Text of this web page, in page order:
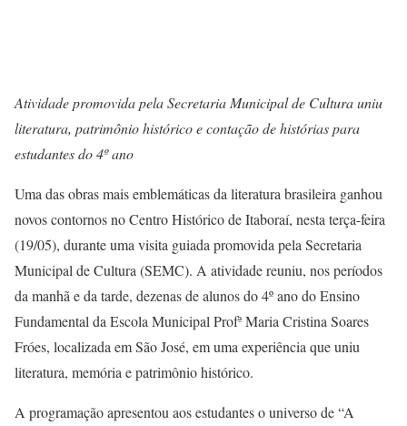
Atividade promovida pela Secretaria Municipal de Cultura uniu
literatura, patrimônio histórico e contação de histórias para
estudantes do 4º ano
Uma das obras mais emblemáticas da literatura brasileira ganhou
novos contornos no Centro Histórico de Itaboraí, nesta terça-feira
(19/05), durante uma visita guiada promovida pela Secretaria
Municipal de Cultura (SEMC). A atividade reuniu, nos períodos
da manhã e da tarde, dezenas de alunos do 4º ano do Ensino
Fundamental da Escola Municipal Profª Maria Cristina Soares
Fróes, localizada em São José, em uma experiência que uniu
literatura, memória e patrimônio histórico.
A programação apresentou aos estudantes o universo de “A